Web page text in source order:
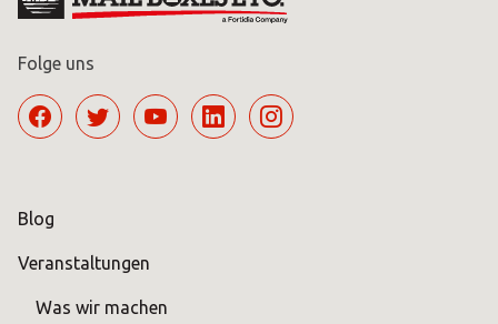
Folge uns
Blog
Veranstaltungen
Was wir machen